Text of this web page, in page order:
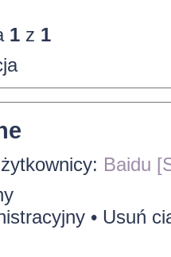
1z 1
Baidu
• Usuń